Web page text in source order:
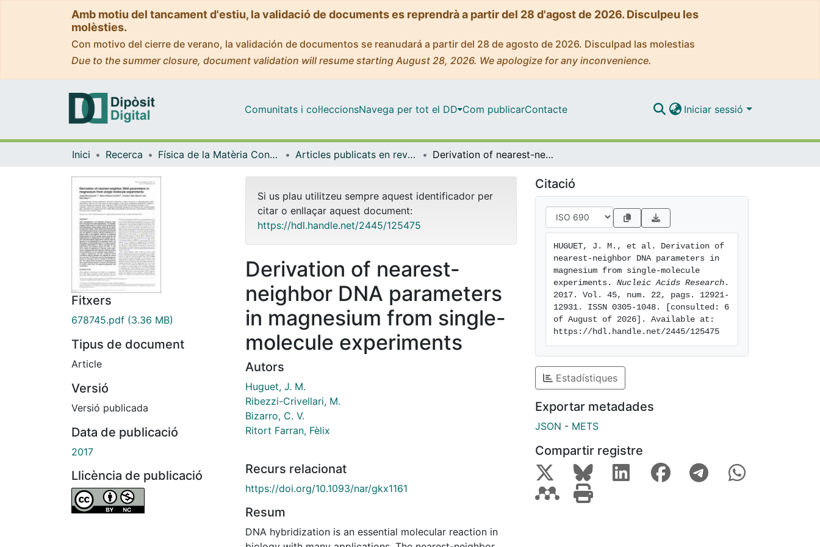
Amb motiu del tancament d'estiu, la validació de documents es reprendrà a partir del 28 d'agost de 2026. Disculpeu les
molèsties.
Con motivo del cierre de verano, la validación de documentos se reanudará a partir del 28 de agosto de 2026. Disculpad las molestias
Due to the summer closure, document validation will resume starting August 28, 2026. We apologize for any inconvenience.
Comunitats i col·leccionsNavega per tot el DD Com publicarContacte Iniciar sessió
Inici Recerca Física de la Matèria Condensada Articles publicats en revistes (Física de la Matèria Condensada) Derivation of nearest-neighbor DNA parameters in magnesium from single-molecule experiments
Fitxers
678745.pdf (3.36 MB)
Tipus de document
Article
Versió
Versió publicada
Data de publicació
2017
Llicència de publicació
Si us plau utilitzeu sempre aquest identificador per
citar o enllaçar aquest document:
https://hdl.handle.net/2445/125475
Derivation of nearest-
neighbor DNA parameters
in magnesium from single-
molecule experiments
Autors
Huguet, J. M.
Ribezzi-Crivellari, M.
Bizarro, C. V.
Ritort Farran, Fèlix
Recurs relacionat
https://doi.org/10.1093/nar/gkx1161
Resum
DNA hybridization is an essential molecular reaction in
Citació
HUGUET, J. M., et al. Derivation of
nearest-neighbor DNA parameters in
magnesium from single-molecule
experiments. Nucleic Acids Research .
2017. Vol. 45, num. 22, pags. 12921-
12931. ISSN 0305-1048. [consulted: 6
of August of 2026]. Available at:
https://hdl.handle.net/2445/125475
Estadístiques
Exportar metadades
JSON - METS
Compartir registre